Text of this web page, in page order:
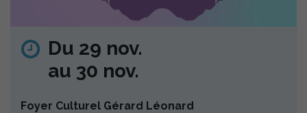
Du 29 nov.
au 30 nov.
Foyer Culturel Gérard Léonard